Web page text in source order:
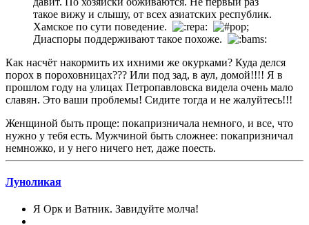
такое вижу и слышу, от всех азиатских республик.
Хамское по сути поведение.
Диаспоры поддерживают такое похоже.
Как насчёт накормить их ихними же окурками? Куда делся
порох в пороховницах??? Или под зад, в аул, домой!!!! Я в
прошлом году на улицах Петропавловска видела очень мало
славян. Это ваши проблемы! Сидите тогда и не жалуйтесь!!!
Женщиной быть проще: покапризничала немного, и все, что
нужно у тебя есть. Мужчиной быть сложнее: покапризничал
немножко, и у него ничего нет, даже поесть.
Луноликая
Я Орк и Ватник. Завидуйте молча!